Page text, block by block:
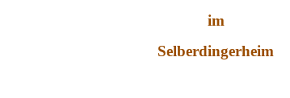
im
Selberdingerheim